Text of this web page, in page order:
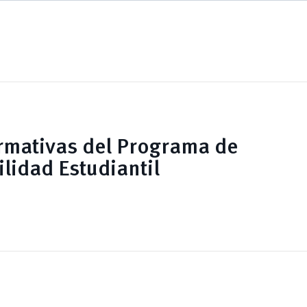
del Programa de
Estudiantil